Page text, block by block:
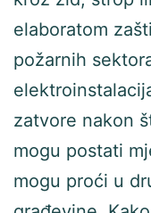
elaboratom
požarnih
zatvore nakon
mogu postati
mogu proći u